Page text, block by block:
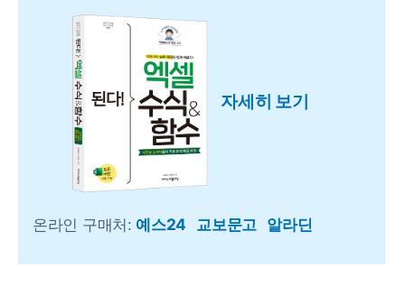
자세히 보기
온라인 구매처: 예스24 교보문고 알라딘